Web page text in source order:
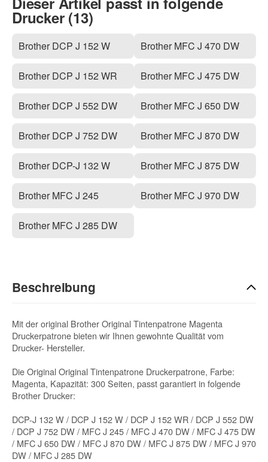
Drucker (13)
Brother DCP J 152 W
Brother DCP J 152 WR
Brother DCP J 552 DW
Brother DCP J 752 DW
Brother DCP-J 132 W
Brother MFC J 245
Brother MFC J 285 DW
Brother MFC J 470 DW
Brother MFC J 475 DW
Brother MFC J 650 DW
Brother MFC J 870 DW
Brother MFC J 875 DW
Brother MFC J 970 DW
Beschreibung
Mit der original Brother Original Tintenpatrone Magenta
Druckerpatrone bieten wir Ihnen gewohnte Qualität vom
Drucker- Hersteller.
Die Original Original Tintenpatrone Druckerpatrone, Farbe:
Magenta, Kapazität: 300 Seiten, passt garantiert in folgende
Brother Drucker:
DCP-J 132 W / DCP J 152 W / DCP J 152 WR / DCP J 552 DW
/ DCP J 752 DW / MFC J 245 / MFC J 470 DW / MFC J 475 DW
/ MFC J 650 DW / MFC J 870 DW / MFC J 875 DW / MFC J 970
DW / MFC J 285 DW